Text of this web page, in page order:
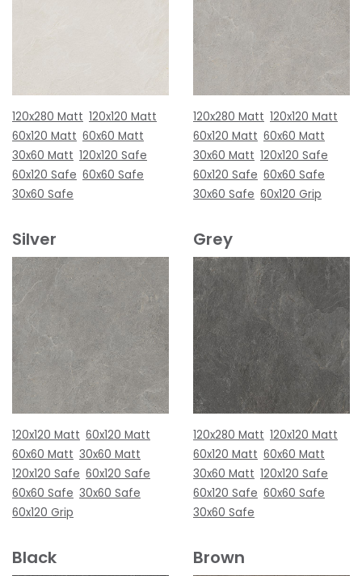
120x280 Matt 120x120 Matt
60x120 Matt 60x60 Matt
30x60 Matt 120x120 Safe
60x120 Safe 60x60 Safe
30x60 Safe
120x280 Matt 120x120 Matt
60x120 Matt 60x60 Matt
30x60 Matt 120x120 Safe
60x120 Safe 60x60 Safe
30x60 Safe 60x120 Grip
Silver
120x120 Matt 60x120 Matt
60x60 Matt 30x60 Matt
120x120 Safe 60x120 Safe
60x60 Safe 30x60 Safe
60x120 Grip
Grey
120x280 Matt 120x120 Matt
60x120 Matt 60x60 Matt
30x60 Matt 120x120 Safe
60x120 Safe 60x60 Safe
30x60 Safe
Black Brown